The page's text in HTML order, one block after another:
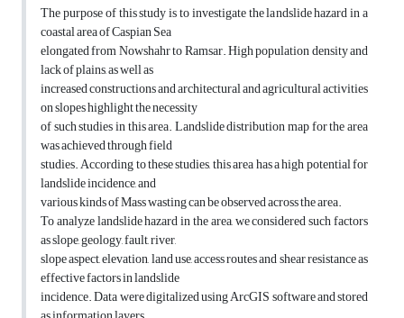
The purpose of this study is to investigate the landslide hazard in a
coastal area of Caspian Sea
elongated from Nowshahr to Ramsar. High population density and
lack of plains, as well as
increased constructions and architectural and agricultural activities
on slopes highlight the necessity
of such studies in this area. Landslide distribution map for the area
was achieved through field
studies. According to these studies, this area has a high potential for
landslide incidence, and
various kinds of Mass wasting can be observed across the area.
To analyze landslide hazard in the area, we considered such factors
as slope, geology, fault, river,
slope aspect, elevation, land use, access routes and shear resistance as
effective factors in landslide
incidence. Data were digitalized using ArcGIS software and stored